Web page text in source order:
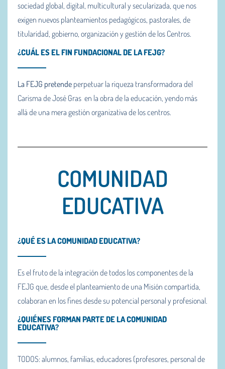
sociedad global, digital, multicultural y secularizada, que nos
exigen nuevos planteamientos pedagógicos, pastorales, de
titularidad, gobierno, organización y gestión de los Centros.
¿CUÁL ES EL FIN FUNDACIONAL DE LA FEJG?
La FEJG pretende perpetuar la riqueza transformadora del
Carisma de José Gras en la obra de la educación, yendo más
allá de una mera gestión organizativa de los centros.
COMUNIDAD
EDUCATIVA
¿QUÉ ES LA COMUNIDAD EDUCATIVA?
Es el fruto de la integración de todos los componentes de la
FEJG que, desde el planteamiento de una Misión compartida,
colaboran en los fines desde su potencial personal y profesional.
¿QUIÉNES FORMAN PARTE DE LA COMUNIDAD
EDUCATIVA?
TODOS: alumnos, familias, educadores (profesores, personal de